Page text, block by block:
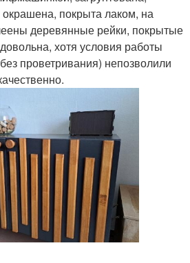
покрыта лаком, на
деревянные рейки, покрытые
хотя условия работы
проветривания) непозволили